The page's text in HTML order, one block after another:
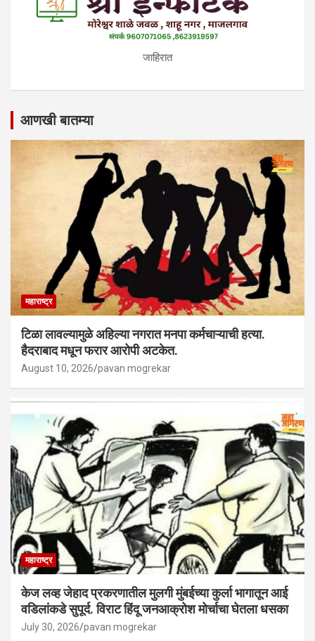
जाहिरात
आणखी बातम्या
महाराष्ट्र
टिळा लावल्यामुळे अहिल्या नगरात मनपा कर्मचाऱ्याची हत्या.
हैदराबाद मधून फरार आरोपी अटकेत.
August 10, 2026 pavan mogrekar
महाराष्ट्र
केज लव्ह जेहाद प्रकरणातील मुलगी मुंबईच्या कुर्ला भागातून आई
वडिलांकडे सुपूर्द. विराट हिंदू जनआक्रोश मोर्चाचा घेतला धसका
July 30, 2026 pavan mogrekar